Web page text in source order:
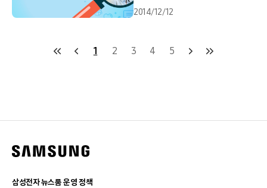
2014/12/12
1 2 3 4 5
삼성전자 뉴스룸 운영 정책